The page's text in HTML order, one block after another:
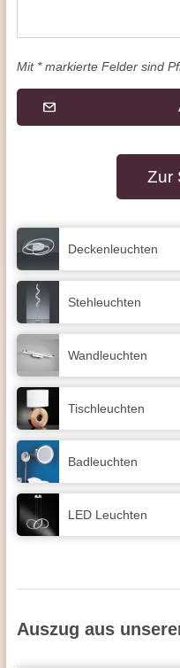
Mit * markierte Felder sind
Zur
Decken­leuchten
Stehleuchten
Wand­leuchten
Tisch­leuchten
Badleuchten
LED Leuchten
Auszug aus